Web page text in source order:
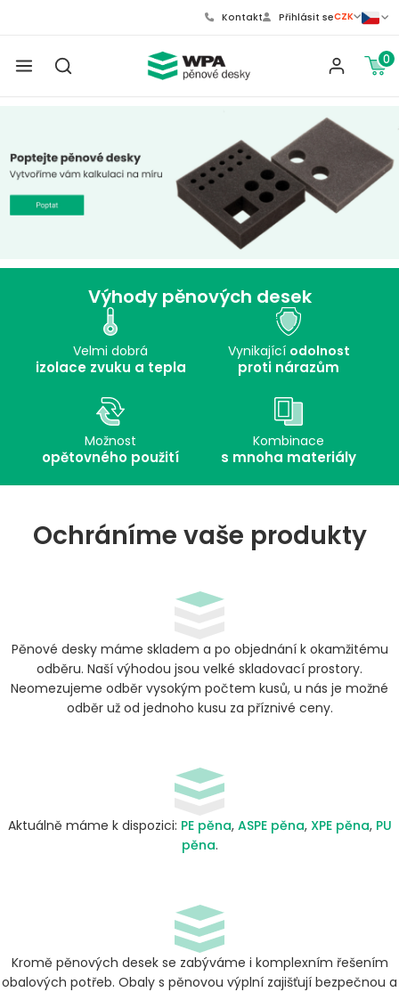
CZK
Kontakt Přihlásit se
0
Výhody pěnových desek
Velmi dobrá
izolace zvuku a tepla
Vynikající odolnost
proti nárazům
Možnost
opětovného použití
Kombinace
s mnoha materiály
Ochráníme vaše produkty
Pěnové desky máme skladem a po objednání k okamžitému
odběru. Naší výhodou jsou velké skladovací prostory.
Neomezujeme odběr vysokým počtem kusů, u nás je možné
odběr už od jednoho kusu za příznivé ceny.
Aktuálně máme k dispozici: PE pěna, ASPE pěna, XPE pěna, PU
pěna.
Kromě pěnových desek se zabýváme i komplexním řešením
obalových potřeb. Obaly s pěnovou výplní zajišťují bezpečnou a